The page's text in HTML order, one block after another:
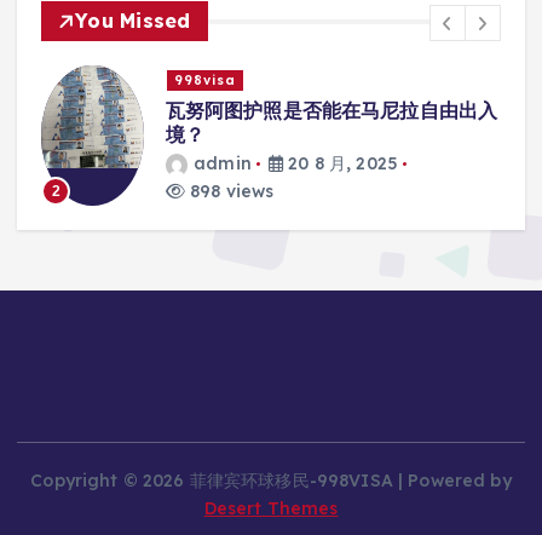
You Missed
3
998visa
瓦努阿图护照是否能在马尼拉使用国际
学校的注册？
admin
20 8 月, 2025
813 views
Copyright © 2026 菲律宾环球移民-998VISA | Powered by
Desert Themes